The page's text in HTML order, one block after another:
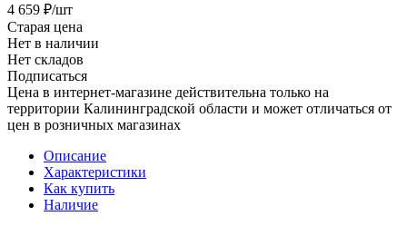
4 659 ₽/шт
Старая цена
Нет в наличии
Нет складов
Подписаться
Цена в интернет-магазине действительна только на
территории Калининградской области и может отличаться от
цен в розничных магазинах
Описание
Характеристики
Как купить
Наличие